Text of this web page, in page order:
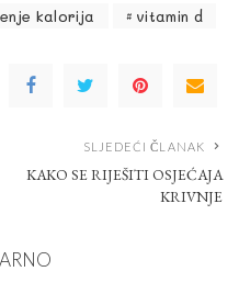
kalorija vitamin d
SLJEDEĆI ČLANAK
KAKO SE RIJEŠITI OSJEĆAJA
KRIVNJE